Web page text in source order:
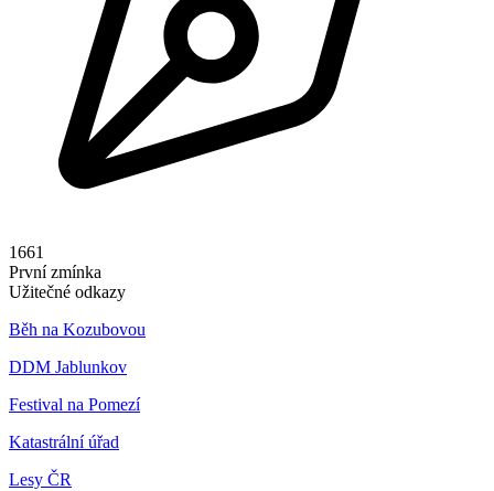
1661
První zmínka
Užitečné odkazy
Běh na Kozubovou
DDM Jablunkov
Festival na Pomezí
Katastrální úřad
Lesy ČR